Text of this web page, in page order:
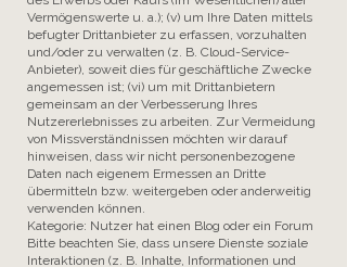
Vermögenswerte u. a.); (v) um Ihre Daten mittels
befugter Drittanbieter zu erfassen, vorzuhalten
und/oder zu verwalten (z. B. Cloud-Service-
Anbieter), soweit dies für geschäftliche Zwecke
angemessen ist; (vi) um mit Drittanbietern
gemeinsam an der Verbesserung Ihres
Nutzererlebnisses zu arbeiten. Zur Vermeidung
von Missverständnissen möchten wir darauf
hinweisen, dass wir nicht personenbezogene
Daten nach eigenem Ermessen an Dritte
übermitteln bzw. weitergeben oder anderweitig
verwenden können.
Kategorie: Nutzer hat einen Blog oder ein Forum
Bitte beachten Sie, dass unsere Dienste soziale
Interaktionen (z. B. Inhalte, Informationen und